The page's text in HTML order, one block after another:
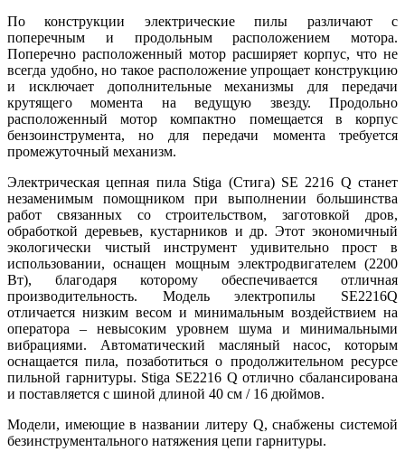
По конструкции электрические пилы различают с
поперечным и продольным расположением мотора.
Поперечно расположенный мотор расширяет корпус, что не
всегда удобно, но такое расположение упрощает конструкцию
и исключает дополнительные механизмы для передачи
крутящего момента на ведущую звезду. Продольно
расположенный мотор компактно помещается в корпус
бензоинструмента, но для передачи момента требуется
промежуточный механизм.
Электрическая цепная пила Stiga (Стига) SE 2216 Q станет
незаменимым помощником при выполнении большинства
работ связанных со строительством, заготовкой дров,
обработкой деревьев, кустарников и др. Этот экономичный
экологически чистый инструмент удивительно прост в
использовании, оснащен мощным электродвигателем (2200
Вт), благодаря которому обеспечивается отличная
производительность. Модель электропилы SE2216Q
отличается низким весом и минимальным воздействием на
оператора – невысоким уровнем шума и минимальными
вибрациями. Автоматический масляный насос, которым
оснащается пила, позаботиться о продолжительном ресурсе
пильной гарнитуры. Stiga SE2216 Q отлично сбалансирована
и поставляется с шиной длиной 40 см / 16 дюймов.
Модели, имеющие в названии литеру Q, снабжены системой
безинструментального натяжения цепи гарнитуры.